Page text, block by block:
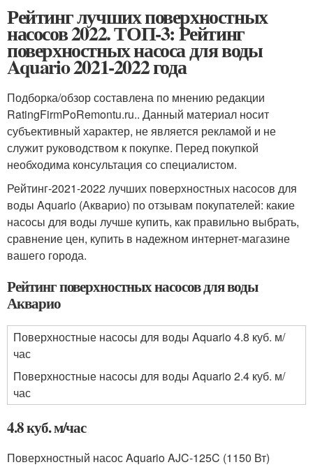
Рейтинг лучших поверхностных
насосов 2022. ТОП-3: Рейтинг
поверхностных насоса для воды
Aquario 2021-2022 года
Подборка/обзор составлена по мнению редакции
RatingFirmPoRemontu.ru.. Данный материал носит
субъективный характер, не является рекламой и не
служит руководством к покупке. Перед покупкой
необходима консультация со специалистом.
Рейтинг-2021-2022 лучших поверхностных насосов для
воды Aquario (Акварио) по отзывам покупателей: какие
насосы для воды лучше купить, как правильно выбрать,
сравнение цен, купить в надежном интернет-магазине
вашего города.
Рейтинг поверхностных насосов для воды
Акварио
Поверхностные насосы для воды Aquario 4.8 куб. м/
час
Поверхностные насосы для воды Aquario 2.4 куб. м/
час
4.8 куб. м/час
Поверхностный насос Aquario AJC-125C (1150 Вт)